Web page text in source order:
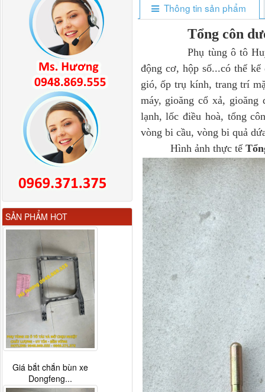
Thông tin sản phẩm
Tổng côn
Phụ tùng ô tô Huyền
động cơ, hộp số...có thể kể
gió, ốp trụ kính, trang trí
máy, gioăng cổ xả,
lạnh, lốc điều hoà, tổng
vòng bi cầu, vòng bi quả
Hình ảnh thực tế
SẢN PHẨM HOT
M4610162101A0 Tapbi
cửa Thaco...
Gương chiếu hậu FAW
JH6 có sấy...
Giá bắt chắn bùn xe
Dongfeng...